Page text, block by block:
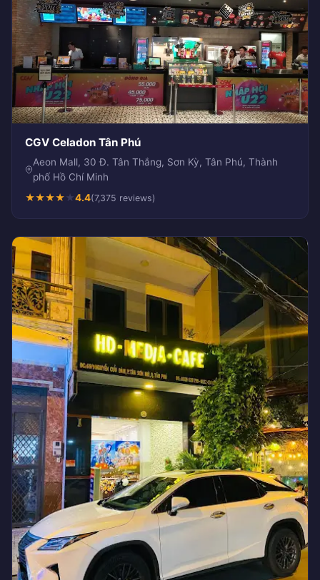
CGV Celadon Tân Phú
Aeon Mall, 30 Đ. Tân Thắng, Sơn Kỳ, Tân Phú, Thành
phố Hồ Chí Minh
★★★★★4.4(7,375 reviews)